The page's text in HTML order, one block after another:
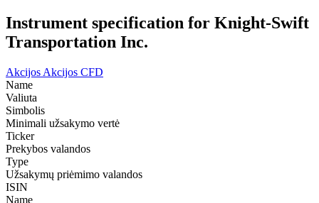
Instrument specification for Knight-Swift
Transportation Inc.
Akcijos Akcijos CFD
Name
Valiuta
Simbolis
Minimali užsakymo vertė
Ticker
Prekybos valandos
Type
Užsakymų priėmimo valandos
ISIN
Name